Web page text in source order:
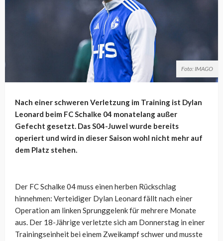
Foto: IMAGO
Nach einer schweren Verletzung im Training ist Dylan
Leonard beim FC Schalke 04 monatelang außer
Gefecht gesetzt. Das S04-Juwel wurde bereits
operiert und wird in dieser Saison wohl nicht mehr auf
dem Platz stehen.
Der FC Schalke 04 muss einen herben Rückschlag
hinnehmen: Verteidiger Dylan Leonard fällt nach einer
Operation am linken Sprunggelenk für mehrere Monate
aus. Der 18-Jährige verletzte sich am Donnerstag in einer
Trainingseinheit bei einem Zweikampf schwer und musste